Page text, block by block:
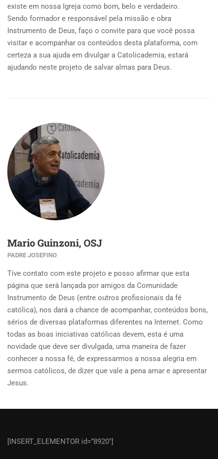
existe em nossa Igreja como bom, belo e verdadeiro.
Sendo formador e responsável pela missão e obra
Instrumento de Deus, faço o convite para que você possa
visitar e acompanhar os conteúdos desta plataforma, com
certeza a sua ajuda em divulgar a Catolicademia, estará
ajudando neste projeto de salvar almas para Deus.
Mario Guinzoni, OSJ
PADRE JOSEFINO
Tive contato com este projeto e posso afirmar que esta
página que será lançada por amigos da Comunidade
Instrumento de Deus (entre outros profissionais da fé
católica), nos dará a chance de acompanhar, conteúdos bons,
sérios de diversas plataformas diferentes na Internet. Como
todas as boas iniciativas católicas devem, esta é uma
novidade que deve ser divulgada, uma maneira de fazer
conhecer a nossa fé, de expressarmos a nossa alegria em
sermos católicos, de dizer que vale a pena amar e apresentar
Jesus.
[INSERT_ELEMENTOR id=”8920″]